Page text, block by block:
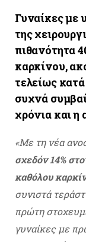
Γυναίκες με
της
πιθανότητα
καρκίνου,
τελείως
συχνά
χρόνια και η
«Με τη νέα
σχεδόν 14%
καθόλου
συνιστά
πρώτη
γυναίκες με